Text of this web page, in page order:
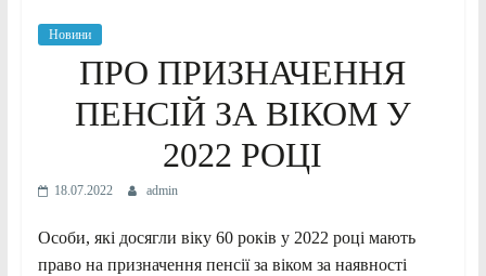
Новини
ПРО ПРИЗНАЧЕННЯ
ПЕНСІЙ ЗА ВІКОМ У
2022 РОЦІ
18.07.2022 admin
Особи, які досягли віку 60 років у 2022 році мають
право на призначення пенсії за віком за наявності